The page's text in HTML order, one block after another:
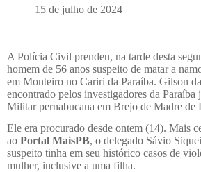
15 de julho de 2024
A Polícia Civil prendeu, na tarde desta
homem de 56 anos suspeito de matar a
em Monteiro no Cariri da Paraíba. Gilson
encontrado pelos investigadores da Paraíba
Militar pernabucana em Brejo de Madre de
Ele era procurado desde ontem (14). Mais
ao Portal MaisPB, o delegado Sávio
suspeito tinha em seu histórico casos de
mulher, inclusive a uma filha.